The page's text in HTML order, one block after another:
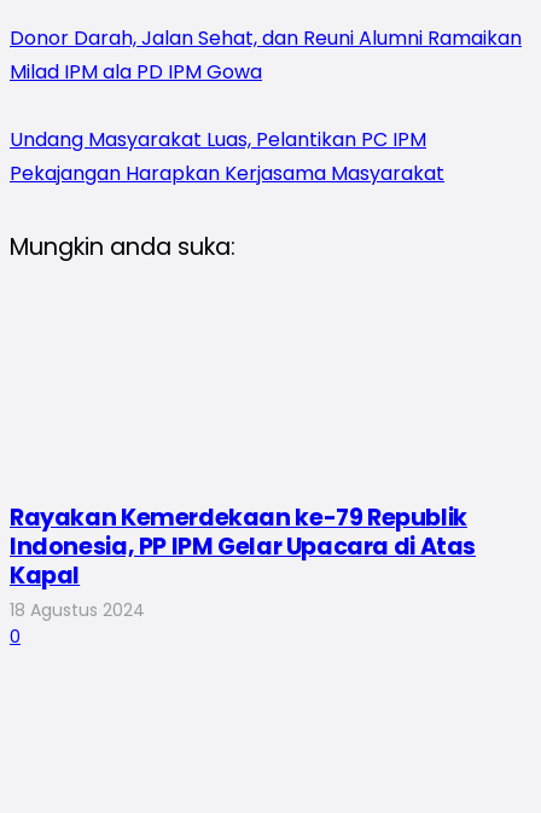
Donor Darah, Jalan Sehat, dan Reuni Alumni Ramaikan
Milad IPM ala PD IPM Gowa
Undang Masyarakat Luas, Pelantikan PC IPM
Pekajangan Harapkan Kerjasama Masyarakat
Mungkin anda suka:
Rayakan Kemerdekaan ke-79 Republik
Indonesia, PP IPM Gelar Upacara di Atas
Kapal
18 Agustus 2024
0